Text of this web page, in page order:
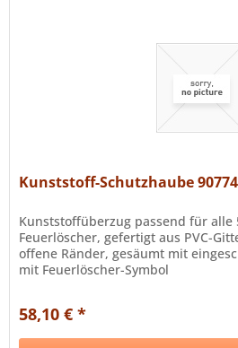
Kunststoff-Schutzhaube
Kunststoffüberzug passend für alle
Feuerlöscher, gefertigt aus PVC-
offene Ränder, gesäumt mit
mit Feuerlöscher-Symbol
58,10 € *